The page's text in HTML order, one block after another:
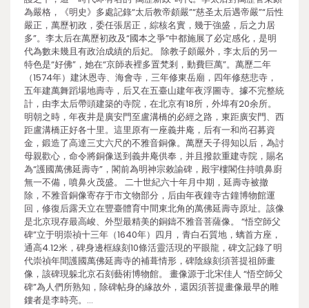
為嚴格，《明史》多處記錄“太后教帝頗嚴”“慈圣太后遇帝嚴”“后性
嚴正，萬歷初政，委任張居正，綜核名實，幾于強盛，后之力居
多”。李太后在萬歷初政及“國本之爭”中都施展了必定感化，是明
代為數未幾且有政治成績的后妃。 除教子頗嚴外，李太后的另一
特色是“好佛”，她在“京師表裡多置梵剎，動費巨萬”。萬歷二年
（1574年）建沐恩寺、海會寺，三年修東岳廟，四年修慈悲寺，
五年建萬舞蹈場地壽寺，后又在五臺山建年夜浮圖寺。據不完整統
計，由李太后帶頭建築的寺院，在北京有18所，外埠有20余所。
明朝之時，年夜井是廣安門至盧溝橋的必經之路，東距廣安門、西
距盧溝橋正好各十里。這里原有一座義井庵，后有一和尚召募資
金，鍛造了高達三丈六尺的不雅音銅像。萬歷天子得知以后，為討
母親歡心，命令將銅像送到義井庵供奉，并且撥款重建寺院，賜名
為“護國萬佛延壽寺”，閣前為明神宗敕諭碑，殿宇樓閣住持噴鼻廚
無一不備，噴鼻火茂盛。 二十世紀六十年月中期，延壽寺被撤
除，不雅音銅像寄存于市文物部分，后由年夜鐘寺古鐘博物館運
回，修復后露天立在豐臺體育中間東北角的萬佛延壽寺原址。該像
是北京現存最高峻、外型最精美的銅鑄不雅音菩薩像。 “悟空師父
碑”立于明崇禎十三年（1640年）四月，青白石質地，螭首方座，
通高4.12米，碑身邊框線刻10條活靈活現的平眼龍，碑文記錄了明
代崇禎年間護國萬佛延壽寺的補葺情形，碑陰線刻須菩提祖師畫
像，該碑現躲北京石刻藝術博物館。 畫像源于北宋佳人 “悟空師父
碑”為人們所熟知，除碑帖身的緣故外，還因須菩提畫像最早的雕
鏤者是李時亮。…